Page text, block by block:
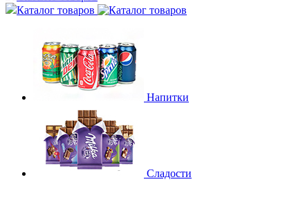
Каталог товаров
Напитки
Сладости